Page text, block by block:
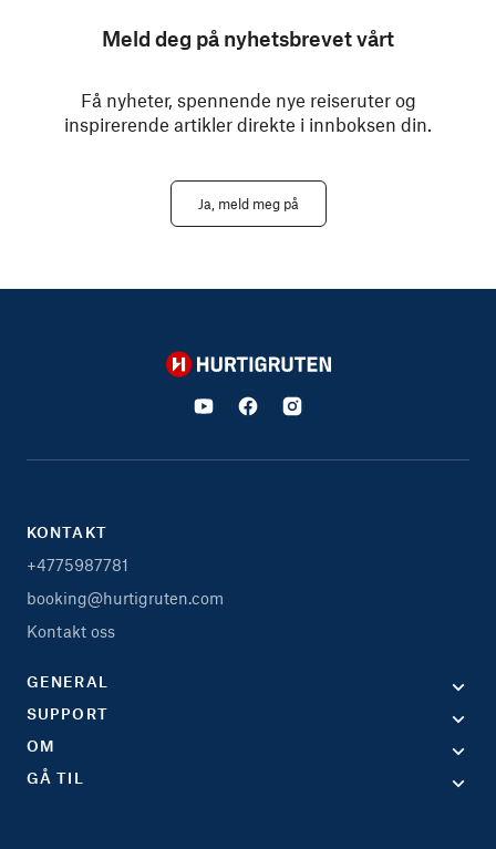
Meld deg på nyhetsbrevet vårt
Få nyheter, spennende nye reiseruter og
inspirerende artikler direkte i innboksen din.
Ja, meld meg på
Hurtigruten
KONTAKT
+4775987781
booking@hurtigruten.com
Kontakt oss
GENERAL
SUPPORT
OM
GÅ TIL